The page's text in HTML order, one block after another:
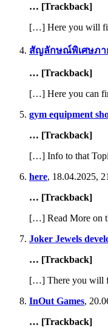
… [Trackback]
[…] Here you will
สัญลักษณ์พิเศษภาย
… [Trackback]
[…] Here you can
gym equipment
… [Trackback]
[…] Info to that
here, 18.04.2025,
… [Trackback]
[…] Read More on
Joker Jewels
… [Trackback]
[…] There you will
InOut Games,
… [Trackback]